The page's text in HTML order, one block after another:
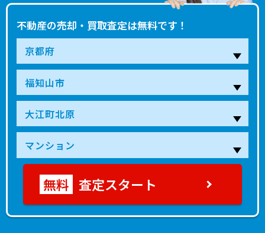
不動産の売却・買取査定は無料です！
査定スタート